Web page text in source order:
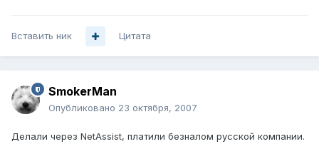
Вставить ник Цитата
SmokerMan
Опубликовано 23 октября, 2007
Делали через NetAssist, платили безналом русской компании.